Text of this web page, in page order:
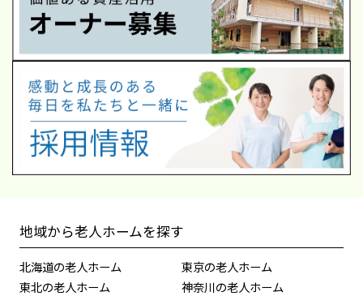
地域から老人ホームを探す
北海道の老人ホーム
東北の老人ホーム
東京の老人ホーム
神奈川の老人ホーム